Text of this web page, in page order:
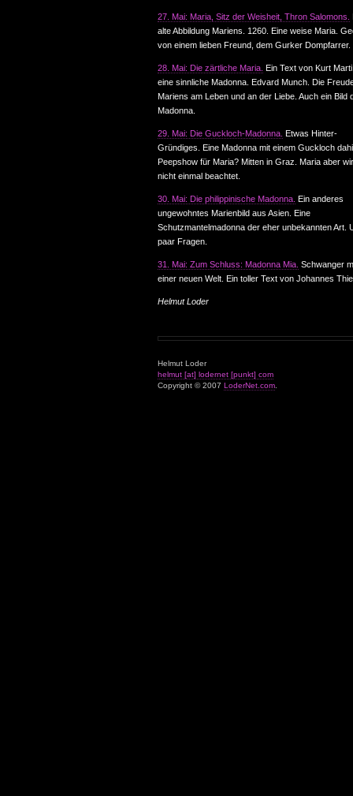
27. Mai: Maria, Sitz der Weisheit, Thron Salomons.
alte Abbildung Mariens. 1260. Eine weise Maria.
von einem lieben Freund, dem Gurker Dompfarrer.
28. Mai: Die zärtliche Maria. Ein Text von Kurt
eine sinnliche Madonna. Edvard Munch. Die
Mariens am Leben und an der Liebe. Auch ein Bild
Madonna.
29. Mai: Die Guckloch-Madonna. Etwas Hinter-
Gründiges. Eine Madonna mit einem Guckloch
Peepshow für Maria? Mitten in Graz. Maria aber
nicht einmal beachtet.
30. Mai: Die philippinische Madonna. Ein anderes
ungewohntes Marienbild aus Asien. Eine
Schutzmantelmadonna der eher unbekannten Art.
paar Fragen.
31. Mai: Zum Schluss: Madonna Mia. Schwanger
einer neuen Welt. Ein toller Text von Johannes
Helmut Loder
Helmut Loder
helmut [at] lodernet [punkt] com
Copyright © 2007 LoderNet.com